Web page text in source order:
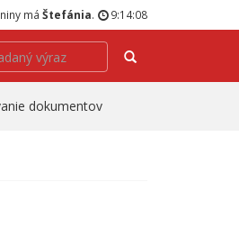
má Štefánia. 9:14:08
Hľadať
dokumentov